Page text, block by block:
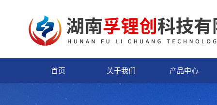
首页 关于我们 产品中心